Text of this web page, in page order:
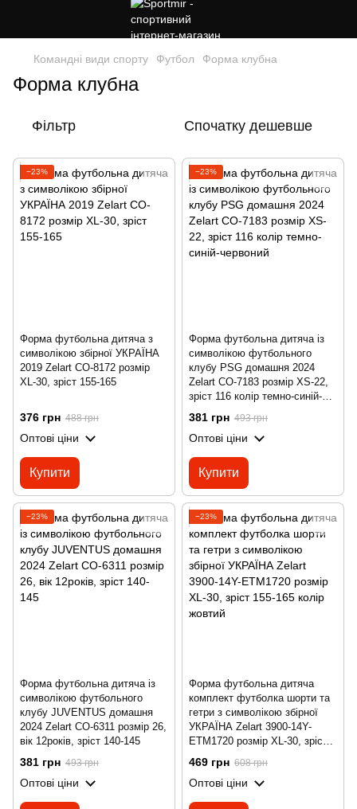
Командні види спорту Футбол Форма клубна
Форма клубна
Фільтр Спочатку дешевше
−23%
Форма футбольна дитяча з
символікою збірної УКРАЇНА
2019 Zelart CO-8172 розмір
XL-30, зріст 155-165
376 грн 488 грн
Оптові ціни
Купити
−23%
Форма футбольна дитяча із
символікою футбольного
клубу PSG домашня 2024
Zelart CO-7183 розмір XS-22,
зріст 116 колір темно-синій-
червоний
381 грн 493 грн
Оптові ціни
Купити
−23%
Форма футбольна дитяча із
символікою футбольного
клубу JUVENTUS домашня
2024 Zelart CO-6311 розмір 26,
вік 12років, зріст 140-145
381 грн 493 грн
Оптові ціни
−23%
Форма футбольна дитяча
комплект футболка шорти та
гетри з символікою збірної
УКРАЇНА Zelart 3900-14Y-
ETM1720 розмір XL-30, зріст
469 грн 608 грн
Оптові ціни